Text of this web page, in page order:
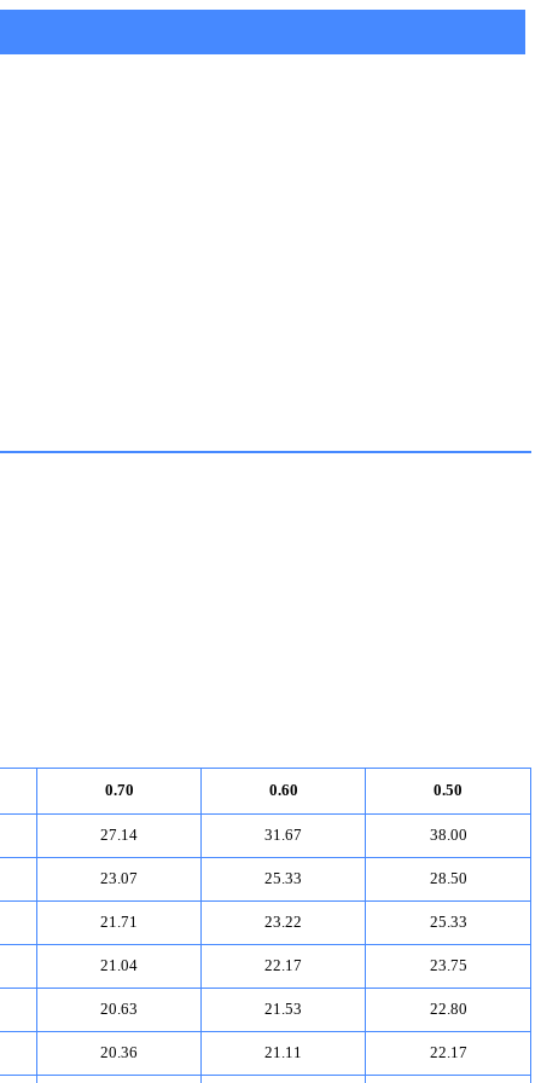
0.70 0.60 0.50
27.14 31.67 38.00
23.07 25.33 28.50
21.71 23.22 25.33
21.04 22.17 23.75
20.63 21.53 22.80
20.36 21.11 22.17